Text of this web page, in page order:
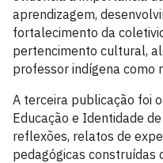
aprendizagem,
fortalecimento da
pertencimento cultural,
professor indígena como
A terceira publicação foi
Educação e Identidade
reflexões, relatos de
pedagógicas construídas